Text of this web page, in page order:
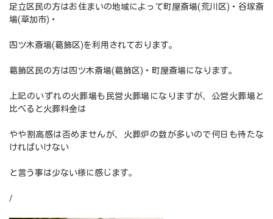
足立区民の方はお住まいの地域によって町屋斎場(荒川区)・谷塚斎
場(草加市)・
四ツ木斎場(葛飾区)を利用されております。
葛飾区民の方は四ツ木斎場(葛飾区)・町屋斎場になります。
上記のいずれの火葬場も民営火葬場になりますが、公営火葬場と
比べると火葬料金は
やや割高感は否めませんが、火葬炉の数が多いので何日も待たな
ければいけない
と言う事は少ない様に感じます。
/